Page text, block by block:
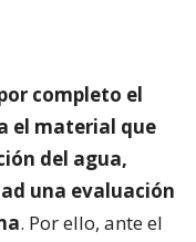
completo el
el material que
del agua,
una evaluación
. Por ello, ante el